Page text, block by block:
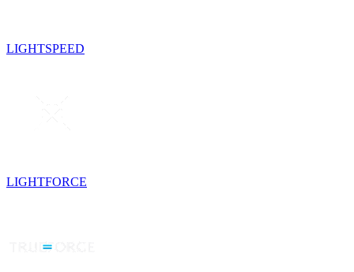
LIGHTSPEED
LIGHTFORCE